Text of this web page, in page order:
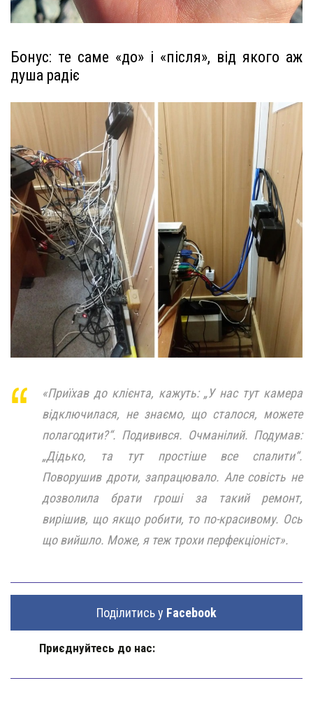
Бонус: те саме «до» і «після», від якого аж
душа радіє
«Приїхав до клієнта, кажуть: „У нас тут камера
відключилася, не знаємо, що сталося, можете
полагодити?“. Подивився. Очманілий. Подумав:
„Дідько, та тут простіше все спалити“.
Поворушив дроти, запрацювало. Але совість не
дозволила брати гроші за такий ремонт,
вирішив, що якщо робити, то по-красивому. Ось
що вийшло. Може, я теж трохи перфекціоніст».
Поділитись у Facebook
Приєднуйтесь до нас: